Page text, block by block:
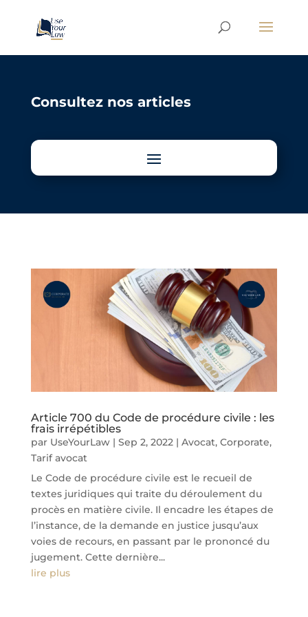
Consultez nos articles
Article 700 du Code de procédure civile : les
frais irrépétibles
par UseYourLaw| Sep 2, 2022| Avocat, Corporate,
Tarif avocat
Le Code de procédure civile est le recueil de
textes juridiques qui traite du déroulement du
procès en matière civile. Il encadre les étapes de
l’instance, de la demande en justice jusqu’aux
voies de recours, en passant par le prononcé du
jugement. Cette dernière...
lire plus